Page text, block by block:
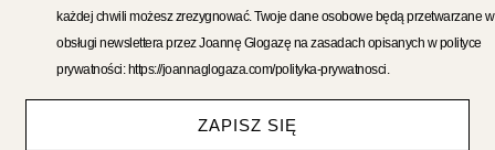
każdej chwili możesz zrezygnować. Twoje dane osobowe będą przetwarzane
obsługi newslettera przez Joannę Glogazę na zasadach opisanych w polityce
prywatności: https://joannaglogaza.com/polityka-prywatnosci.
ZAPISZ SIĘ